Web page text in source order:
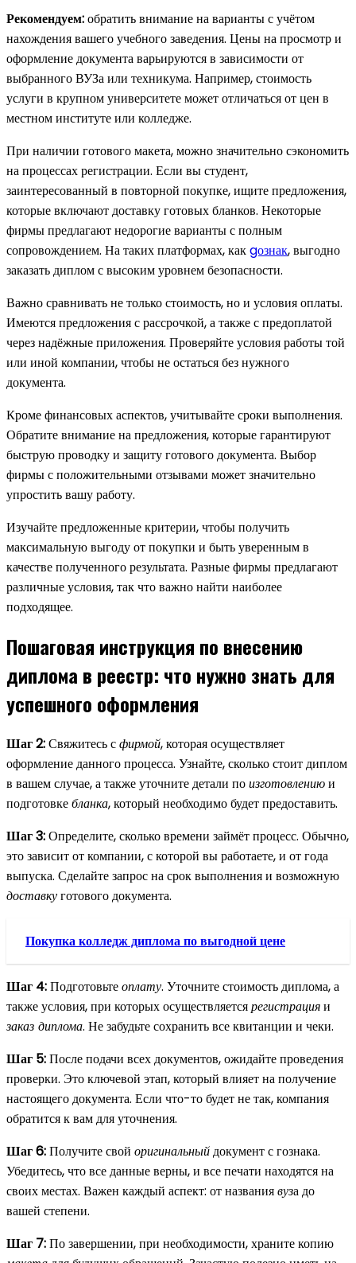
Рекомендуем:обратить внимание на варианты с учётом
нахождения вашего учебного заведения. Цены на просмотр и
оформление документа варьируются в зависимости от
выбранного ВУЗа или техникума. Например, стоимость
услуги в крупном университете может отличаться от цен в
местном институте или колледже.
При наличии готового макета, можно значительно сэкономить
на процессах регистрации. Если вы студент,
заинтересованный в повторной покупке, ищите предложения,
которые включают доставку готовых бланков. Некоторые
фирмы предлагают недорогие варианты с полным
сопровождением. На таких платформах, какgознак, выгодно
заказать диплом с высоким уровнем безопасности.
Важно сравнивать не только стоимость, но и условия оплаты.
Имеются предложения с рассрочкой, а также с предоплатой
через надёжные приложения. Проверяйте условия работы той
или иной компании, чтобы не остаться без нужного
документа.
Кроме финансовых аспектов, учитывайте сроки выполнения.
Обратите внимание на предложения, которые гарантируют
быструю проводку и защиту готового документа. Выбор
фирмы с положительными отзывами может значительно
упростить вашу работу.
Изучайте предложенные критерии, чтобы получить
максимальную выгоду от покупки и быть уверенным в
качестве полученного результата. Разные фирмы предлагают
различные условия, так что важно найти наиболее
подходящее.
Пошаговая инструкция по внесению
диплома в реестр: что нужно знать для
успешного оформления
Шаг 2:Свяжитесь сфирмой, которая осуществляет
оформление данного процесса. Узнайте, сколько стоит диплом
в вашем случае, а также уточните детали поизготовлениюи
подготовкебланка, который необходимо будет предоставить.
Шаг 3:Определите, сколько времени займёт процесс. Обычно,
это зависит от компании, с которой вы работаете, и от года
выпуска. Сделайте запрос на срок выполнения и возможную
доставкуготового документа.
Покупка колледж диплома по выгодной цене
Шаг 4:Подготовьтеоплату. Уточните стоимость диплома, а
также условия, при которых осуществляетсярегистрацияи
заказ диплома. Не забудьте сохранить все квитанции и чеки.
Шаг 5:После подачи всех документов, ожидайте проведения
проверки. Это ключевой этап, который влияет на получение
настоящего документа. Если что-то будет не так, компания
обратится к вам для уточнения.
Шаг 6:Получите свой оригинальныйдокумент с гознака.
Убедитесь, что все данные верны, и все печати находятся на
своих местах. Важен каждый аспект: от названиявуза до
вашей степени.
Шаг 7:По завершении, при необходимости, храните копию